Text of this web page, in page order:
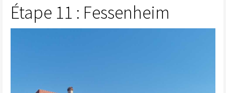
Étape 11 : Fessenheim